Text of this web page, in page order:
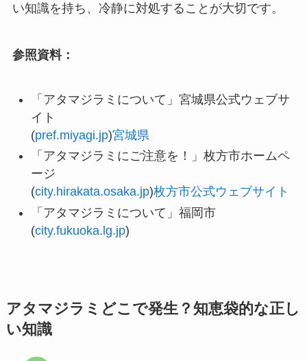
い知識を持ち、冷静に対処することが大切です。
参照資料：
「アタマジラミについて」宮城県公式ウェブサ
イト
(pref.miyagi.jp)​宮城県
「アタマジラミにご注意を！」枚方市ホームペ
ージ
(city.hirakata.osaka.jp)​枚方市公式ウェブサイト
「アタマジラミについて」福岡市
(city.fukuoka.lg.jp)​
アタマジラミどこで発生？知恵袋的な正し
い知識